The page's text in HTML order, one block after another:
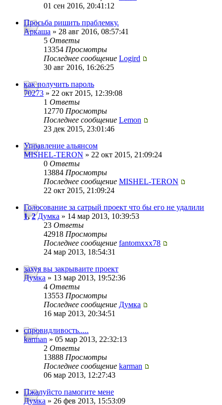
01 сен 2016, 20:41:12
Просьба ришить праблемку.
Аркаша » 28 авг 2016, 08:57:41
5 Ответы
13354 Просмотры
Последнее сообщение Logird
30 авг 2016, 16:26:25
как получить пароль
70273 » 22 окт 2015, 12:39:08
1 Ответы
12770 Просмотры
Последнее сообщение Lemon
23 дек 2015, 23:01:46
Управление альянсом
MISHEL-TERON » 22 окт 2015, 21:09:24
0 Ответы
13884 Просмотры
Последнее сообщение MISHEL-TERON
22 окт 2015, 21:09:24
Голосование за сатрый проект что бы его не удалили
1,2 Думка » 14 мар 2013, 10:39:53
23 Ответы
42918 Просмотры
Последнее сообщение fantomxxx78
24 мар 2013, 18:54:31
захуя вы закрываите проект
Думка » 13 мар 2013, 19:52:36
4 Ответы
13553 Просмотры
Последнее сообщение Думка
16 мар 2013, 20:34:51
спровидливость.....
karman » 05 мар 2013, 22:32:13
2 Ответы
13888 Просмотры
Последнее сообщение karman
06 мар 2013, 12:27:43
Пжалуйсто памогите мене
Думка » 26 фев 2013, 15:53:09